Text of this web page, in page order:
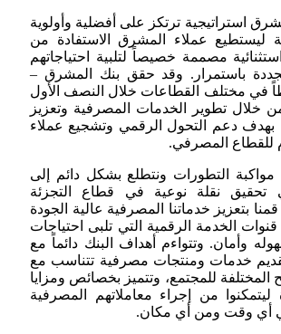
استراتيجية ترتكز على أفضلية وأولوية
ليستطيع عملاء المشرق الاستفادة من
مصممة خصيصاً لتلبية احتياجاتهم
باستمرار. وقد حقق بنك المشرق –
في مختلف القطاعات خلال النصف الأول
عام ۲۰۲۱ من خلال تطوير الخدمات المصرفية وتعزيز
بهدف دعم التحول الرقمي وتشجيع عملاء
للقطاع المصرفي.
التطورات ونتطلع بشكل دائم إلى
تحقيق نقلة نوعية في قطاع التجزئة
بتعزيز خدماتنا المصرفية عالية الجودة
الخدمة الرقمية التي تلبى احتياجات
وأمان. وتتواءم أهداف البنك دائماً مع
خدمات ومنتجات مصرفية تتناسب مع
المختلفة للمجتمع، وتتميز بخصائص ومزايا
ليتمكنوا من إجراء معاملاتهم المصرفية
أي وقت ومن أي مكان.